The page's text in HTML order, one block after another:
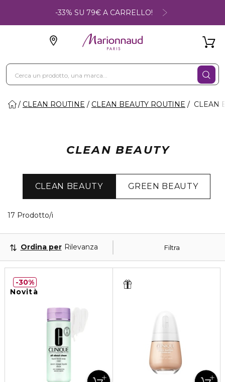
-33% SU 79€ A CARRELLO!
CLEAN ROUTINE CLEAN BEAUTY ROUTINE CLEAN
CLEAN BEAUTY
CLEAN BEAUTY GREEN BEAUTY
17 Prodotto/i
Filtra
Ordina per Rilevanza
Novità
30%